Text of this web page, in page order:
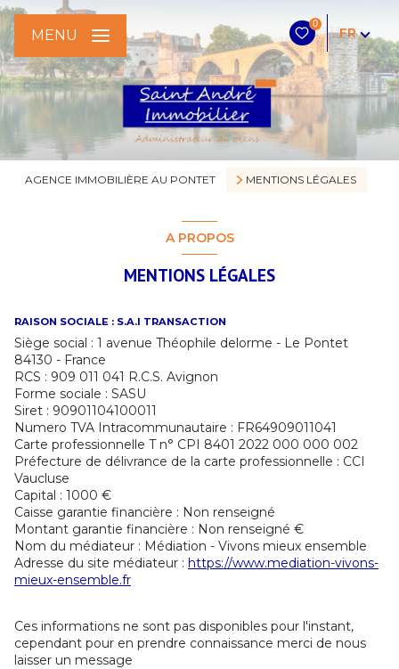
0
FR
MENU
AGENCE IMMOBILIÈRE AU PONTET MENTIONS LÉGALES
A PROPOS
MENTIONS LÉGALES
RAISON SOCIALE : S.A.I TRANSACTION
Siège social : 1 avenue Théophile delorme - Le Pontet
84130 - France
RCS : 909 011 041 R.C.S. Avignon
Forme sociale : SASU
Siret : 90901104100011
Numero TVA Intracommunautaire : FR64909011041
Carte professionnelle T n° CPI 8401 2022 000 000 002
Préfecture de délivrance de la carte professionnelle : CCI
Vaucluse
Capital : 1000 €
Caisse garantie financière : Non renseigné
Montant garantie financière : Non renseigné €
Nom du médiateur : Médiation - Vivons mieux ensemble
Adresse du site médiateur : https://www.mediation-vivons-
mieux-ensemble.fr
Ces informations ne sont pas disponibles pour l'instant,
cependant pour en prendre connaissance merci de nous
laisser un message